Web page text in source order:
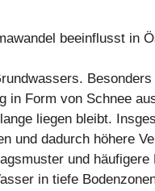
beeinflusst in
in Form von Schnee
liegen bleibt.
und dadurch höhere
und
in tiefe